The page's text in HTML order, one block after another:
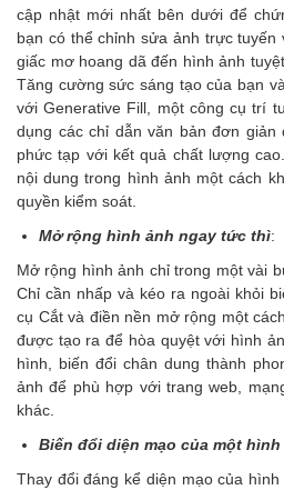
cập nhật mới nhất bên dưới để
bạn có thể chỉnh sửa ảnh trực
giấc mơ hoang dã đến hình ảnh
Tăng cường sức sáng tạo của bạn
với Generative Fill, một công cụ trí
dụng các chỉ dẫn văn bản đơn giản
phức tạp với kết quả chất lượng
nội dung trong hình ảnh một cách
quyền kiểm soát.
Mở rộng hình ảnh ngay tức thì:
Mở rộng hình ảnh chỉ trong một vài
Chỉ cần nhấp và kéo ra ngoài khỏi
cụ Cắt và điền nền mở rộng một
được tạo ra để hòa quyệt với hình
hình, biến đổi chân dung thành
ảnh để phù hợp với trang web,
khác.
Biến đổi diện mạo của một
Thay đổi đáng kể diện mạo của